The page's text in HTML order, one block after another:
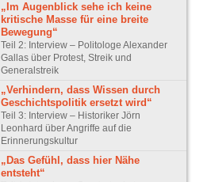
„Im Augenblick sehe ich keine
kritische Masse für eine breite
Bewegung“
Teil 2: Interview – Politologe Alexander
Gallas über Protest, Streik und
Generalstreik
„Verhindern, dass Wissen durch
Geschichtspolitik ersetzt wird“
Teil 3: Interview – Historiker Jörn
Leonhard über Angriffe auf die
Erinnerungskultur
„Das Gefühl, dass hier Nähe
entsteht“